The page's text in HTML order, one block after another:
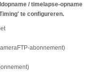
/ timelapse-opname
te configureren.
abonnement)